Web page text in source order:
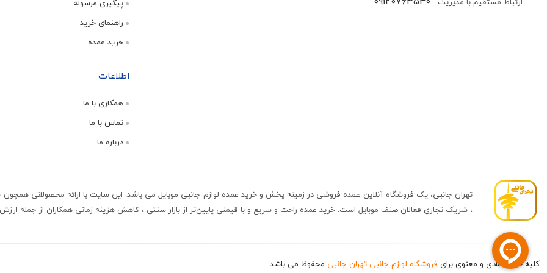
پیگیری مرسوله
راهنمای خرید
خرید عمده
اطلاعات
همکاری با ما
تماس با ما
درباره ما
تهران جانبی، یک فروشگاه آنلاین عمده فروشی در زمینه پخش و خرید عمده لوازم جانبی موبایل می باشد. این سایت با ارائه محصولاتی
، شریک تجاری فعالان صنف موبایل است. خرید عمده راحت و سریع و با قیمتی پایین‌تر از بازار سنتی ، کاهش هزینه زمانی همکاران از جمله
کلیه حقوق مادی و معنوی برای فروشگاه لوازم جانبی تهران جانبی محفوظ می باشد.